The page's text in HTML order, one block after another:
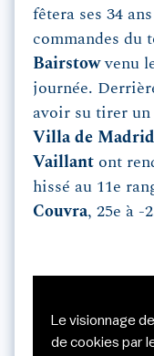
fêtera ses 34
commandes du
Bairstowvenu
journée.
avoir su tirer
Villa de Madrid
Vaillant ont
hissé au 11e
Couvra, 25e à -
Le visionnage
de cookies par